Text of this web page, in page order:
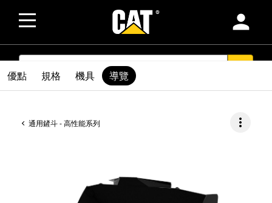
person
SEARCH
通用鏟斗 - 高性能系列 more_vert
優點 規格 機具 導覽